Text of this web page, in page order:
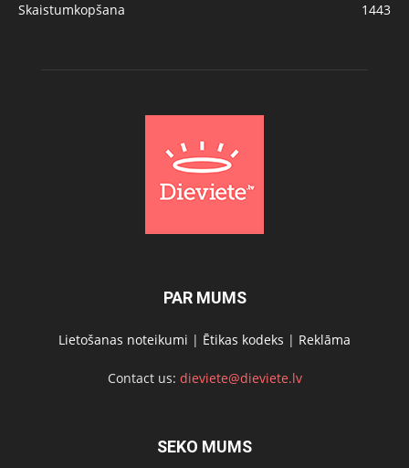
Skaistumkopšana
1443
PAR MUMS
Lietošanas noteikumi | Ētikas kodeks | Reklāma
Contact us: dieviete@dieviete.lv
SEKO MUMS